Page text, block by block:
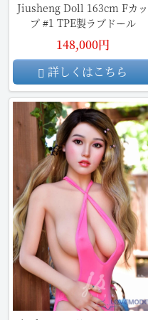
Jiusheng Doll 163cm Fカッ
プ #1 TPE製ラブドール
148,000円
詳しくはこちら